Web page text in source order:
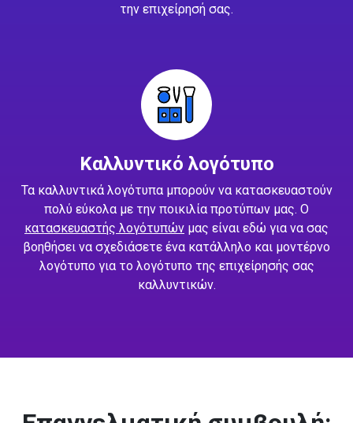
την επιχείρησή σας.
Καλλυντικό λογότυπο
Τα καλλυντικά λογότυπα μπορούν να κατασκευαστούν
πολύ εύκολα με την ποικιλία προτύπων μας. Ο
κατασκευαστής λογότυπών μας είναι εδώ για να σας
βοηθήσει να σχεδιάσετε ένα κατάλληλο και μοντέρνο
λογότυπο για το λογότυπο της επιχείρησής σας
καλλυντικών.